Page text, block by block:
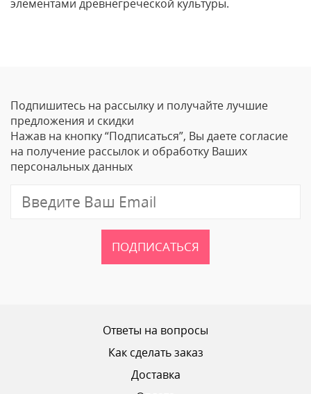
элементами древнегреческой культуры.
Ваше Имя
Email
ОТПРАВИТЬ ОТЗЫВ
Подпишитесь на рассылку и получайте лучшие
предложения и скидки
Нажав на кнопку “Подписаться”, Вы даете согласие
на получение рассылок и обработку Ваших
персональных данных
ПОДПИСАТЬСЯ
Ответы на вопросы
Как сделать заказ
Доставка